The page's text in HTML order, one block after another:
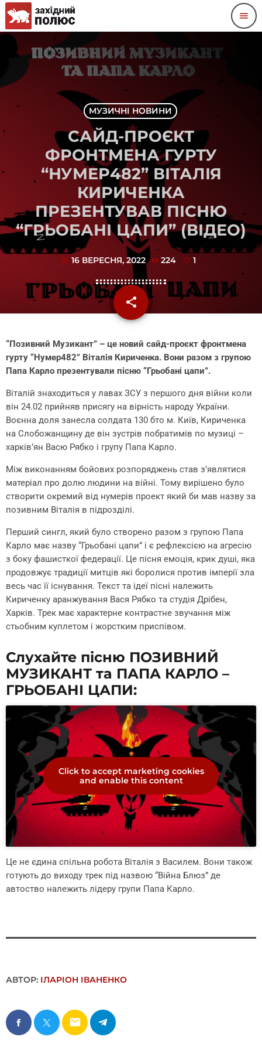
menu
МУЗИЧНІ НОВИНИ
САЙД-ПРОЄКТ
ФРОНТМЕНА ГУРТУ
“НУМЕР482” ВІТАЛІЯ
КИРИЧЕНКА
ПРЕЗЕНТУВАВ ПІСНЮ
“ГРЬОБАНІ ЦАПИ” (ВІДЕО)
today 16 ВЕРЕСНЯ, 2022 224 1
share
email
“Позивний Музикант” – це новий сайд-проєкт фронтмена
гурту “Нумер482” Віталія Кириченка. Вони разом з групою
Папа Карло презентували пісню “Грьобані цапи”.
Віталій знаходиться у лавах ЗСУ з першого дня війни коли
він 24.02 прийняв присягу на вірність народу України.
Воєнна доля занесла солдата 130 бто м. Київ, Кириченка
на Слобожанщину де він зустрів побратимів по музиці –
харків’ян Васю Рябко і групу Папа Карло.
Між виконанням бойових розпоряджень став з’являтися
матеріал про долю людини на війні. Тому вирішено було
створити окремий від нумерів проект який би мав назву за
позивним Віталія в підрозділі.
Перший сингл, який було створено разом з групою Папа
Карло має назву “Грьобані цапи” і є рефлексією на агресію
з боку фашисткої федерації. Це пісня емоція, крик душі, яка
продовжує традиції митців які боролися против імперії зла
весь час її існування. Текст та ідеї пісні належить
Кириченку аранжування Вася Рябко та студія Дрібен,
Харків. Трек має характерне контрастне звучання між
стьобним куплетом і жорстким приспівом.
Слухайте пісню ПОЗИВНИЙ
МУЗИКАНТ та ПАПА КАРЛО –
ГРЬОБАНІ ЦАПИ:
Click to accept marketing cookies
and enable this content
Це не єдина спільна робота Віталія з Василем. Вони також
готують до виходу трек під назвою “Війна Блюз” де
автоство належить лідеру групи Папа Карло.
АВТОР: ІЛАРІОН ІВАНЕНКО
email